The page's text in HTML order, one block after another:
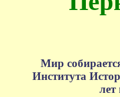
Мир
Института
лет